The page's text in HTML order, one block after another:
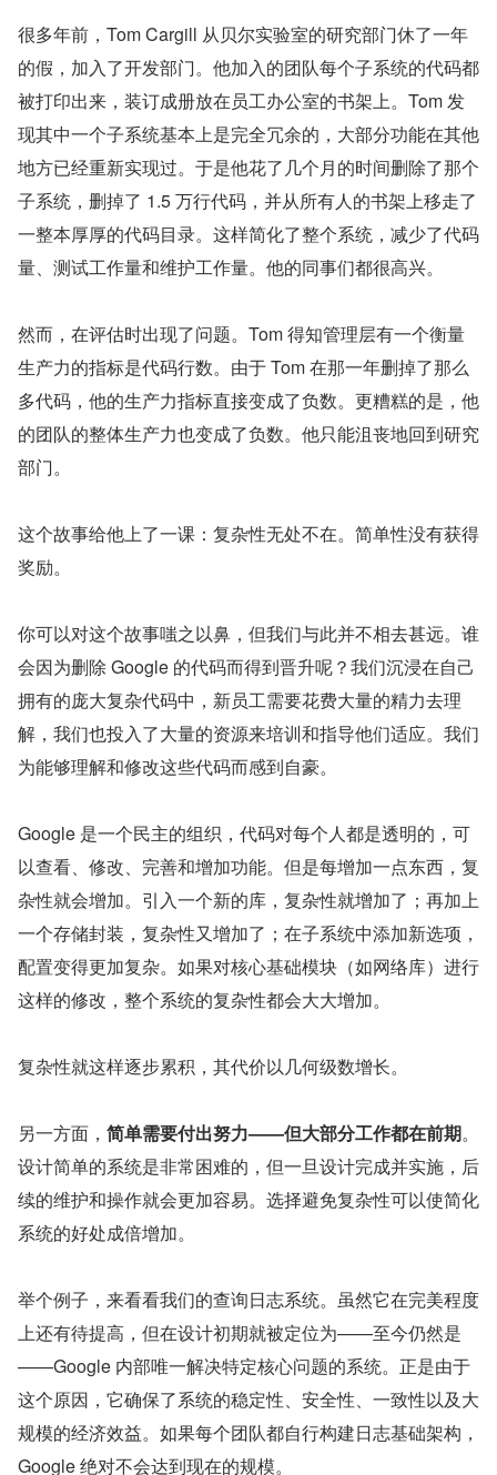
很多年前，Tom Cargill 从贝尔实验室的研究部门休了一年
的假，加入了开发部门。他加入的团队每个子系统的代码都
被打印出来，装订成册放在员工办公室的书架上。Tom 发
现其中一个子系统基本上是完全冗余的，大部分功能在其他
地方已经重新实现过。于是他花了几个月的时间删除了那个
子系统，删掉了 1.5 万行代码，并从所有人的书架上移走了
一整本厚厚的代码目录。这样简化了整个系统，减少了代码
量、测试工作量和维护工作量。他的同事们都很高兴。
然而，在评估时出现了问题。Tom 得知管理层有一个衡量
生产力的指标是代码行数。由于 Tom 在那一年删掉了那么
多代码，他的生产力指标直接变成了负数。更糟糕的是，他
的团队的整体生产力也变成了负数。他只能沮丧地回到研究
部门。
这个故事给他上了一课：复杂性无处不在。简单性没有获得
奖励。
你可以对这个故事嗤之以鼻，但我们与此并不相去甚远。谁
会因为删除 Google 的代码而得到晋升呢？我们沉浸在自己
拥有的庞大复杂代码中，新员工需要花费大量的精力去理
解，我们也投入了大量的资源来培训和指导他们适应。我们
为能够理解和修改这些代码而感到自豪。
Google 是一个民主的组织，代码对每个人都是透明的，可
以查看、修改、完善和增加功能。但是每增加一点东西，复
杂性就会增加。引入一个新的库，复杂性就增加了；再加上
一个存储封装，复杂性又增加了；在子系统中添加新选项，
配置变得更加复杂。如果对核心基础模块（如网络库）进行
这样的修改，整个系统的复杂性都会大大增加。
复杂性就这样逐步累积，其代价以几何级数增长。
另一方面， 简单需要付出努力——但大部分工作都在前期。
设计简单的系统是非常困难的，但一旦设计完成并实施，后
续的维护和操作就会更加容易。选择避免复杂性可以使简化
系统的好处成倍增加。
举个例子，来看看我们的查询日志系统。虽然它在完美程度
上还有待提高，但在设计初期就被定位为——至今仍然是
——Google 内部唯一解决特定核心问题的系统。正是由于
这个原因，它确保了系统的稳定性、安全性、一致性以及大
规模的经济效益。如果每个团队都自行构建日志基础架构，
Google 绝对不会达到现在的规模。